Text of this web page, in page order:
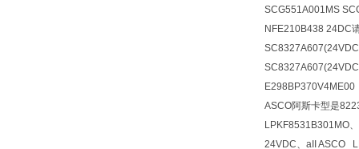
SCG551A001MS
NFE210B438 24DC
ASCO阿斯卡型是
LPKF8531B301MO
24VDC、aII ASCO